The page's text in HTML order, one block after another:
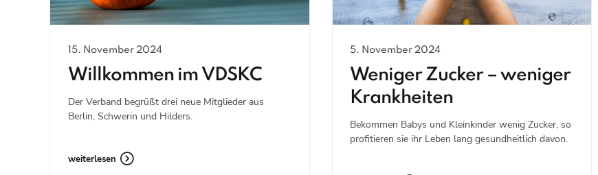
15. November 2024
Willkommen im VDSKC
Der Verband begrüßt drei neue Mitglieder aus
Berlin, Schwerin und Hilders.
weiterlesen
5. November 2024
Weniger Zucker – weniger
Krankheiten
Bekommen Babys und Kleinkinder wenig Zucker, so
profitieren sie ihr Leben lang gesundheitlich davon.